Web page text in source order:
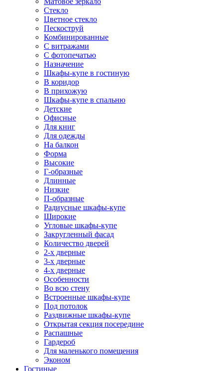
Стекло
Цветное стекло
Пескоструй
Комбинированные
С витражами
С фотопечатью
Назначение
Шкафы-купе в гостиную
В коридор
В прихожую
Шкафы-купе в спальню
Детские
Офисные
Для книг
Для одежды
На балкон
Форма
Высокие
Г-образные
Длинные
Низкие
П-образные
Радиусные шкафы-купе
Широкие
Угловые шкафы-купе
Закругленный фасад
Количество дверей
2-х дверные
3-х дверные
4-х дверные
Особенности
Во всю стену
Встроенные шкафы-купе
Под потолок
Раздвижные шкафы-купе
Открытая секция посередине
Распашные
Гардероб
Для маленького помещения
Эконом
Гостиные